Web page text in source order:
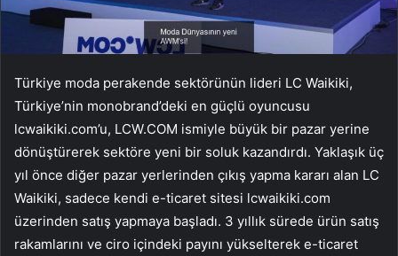
Türkiye moda perakende sektörünün lideri LC Waikiki,
Türkiye’nin monobrand’deki en güçlü oyuncusu
lcwaikiki.com’u, LCW.COM ismiyle büyük bir pazar yerine
dönüştürerek sektöre yeni bir soluk kazandırdı. Yaklaşık üç
yıl önce diğer pazar yerlerinden çıkış yapma kararı alan LC
Waikiki, sadece kendi e-ticaret sitesi lcwaikiki.com
üzerinden satış yapmaya başladı. 3 yıllık sürede ürün satış
rakamlarını ve ciro içindeki payını yükselterek e-ticaret